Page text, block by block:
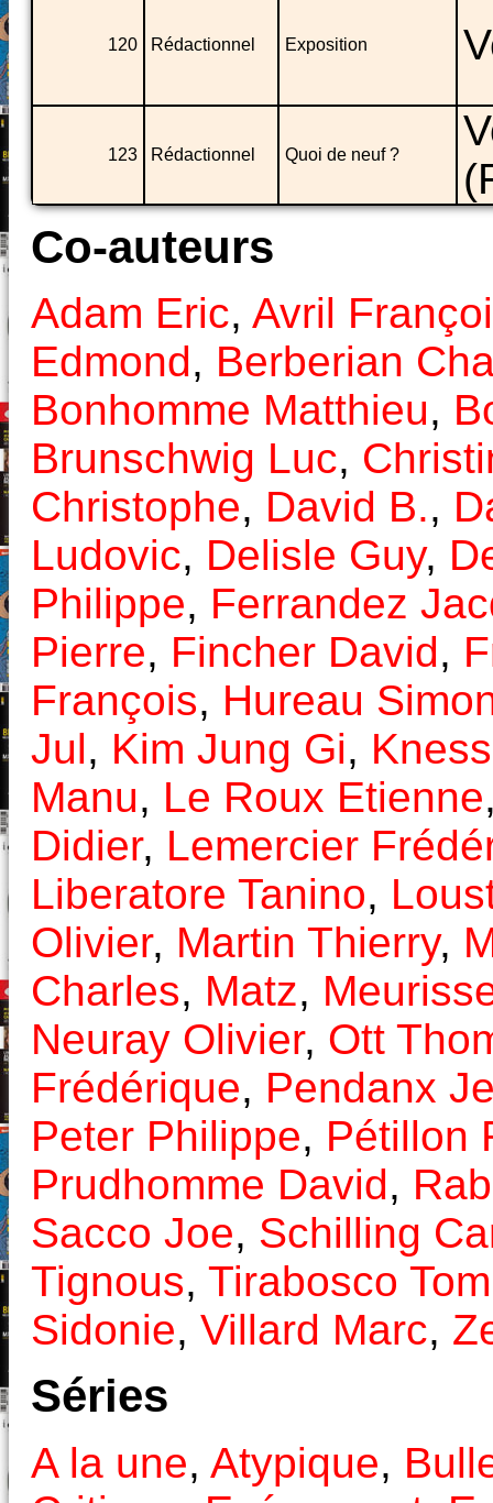
120 Rédactionnel Exposition
123 Rédactionnel Quoi de neuf ?
Co-auteurs
Adam Eric, Avril
Edmond, Berberian
Bonhomme Matthieu,
Brunschwig Luc,
Christophe, David B.,
Ludovic, Delisle Guy,
Philippe, Ferrandez
Pierre, Fincher David,
François, Hureau
Jul, Kim Jung Gi, Kness
Manu, Le Roux Etienne
Didier, Lemercier
Liberatore Tanino,
Olivier, Martin Thierry,
Charles, Matz,
Neuray Olivier, Ott
Frédérique, Pendanx
Peter Philippe, Pétillon
Prudhomme David,
Sacco Joe, Schilling
Tignous, Tirabosco Tom
Sidonie, Villard Marc,
Séries
A la une, Atypique,